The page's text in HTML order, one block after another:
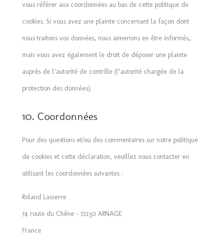
vous référer aux coordonnées au bas de cette politique de
cookies. Si vous avez une plainte concernant la façon dont
nous traitons vos données, nous aimerions en être informés,
mais vous avez également le droit de déposer une plainte
auprès de l’autorité de contrôle (l’autorité chargée de la
protection des données).
10. Coordonnées
Pour des questions et/ou des commentaires sur notre politique
de cookies et cette déclaration, veuillez nous contacter en
utilisant les coordonnées suivantes :
Roland Lasserre
74 route du Chêne – 72230 ARNAGE
France